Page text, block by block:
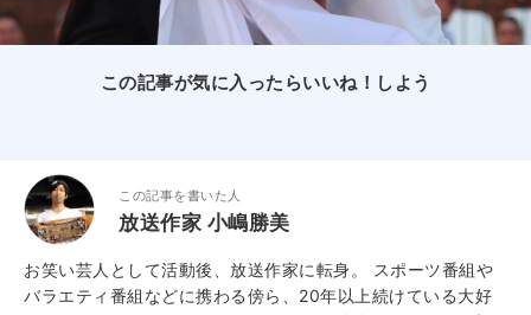
この記事が気に入ったらいいね！しよう
この記事を書いた人
放送作家 小嶋勝美
お笑い芸人として活動後、放送作家に転身。 スポーツ番組や
バラエティ番組などに携わる傍ら、20年以上続けている大好